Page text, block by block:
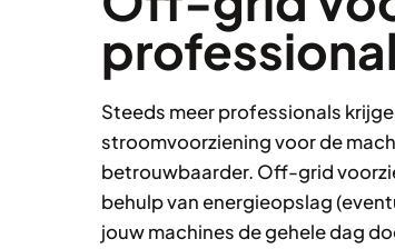
Steeds meer professionals
stroomvoorziening voor de
betrouwbaarder. Off-grid
behulp van energieopslag
jouw machines de gehele dag